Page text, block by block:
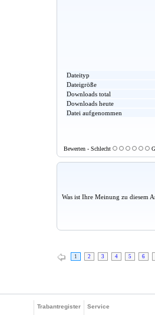
Dateityp
Dateigröße
Downloads total
Downloads heute
Datei aufgenommen
Bewerten - Schlecht
Was ist Ihre Meinung zu diesem
1 2 3 4 5 6
Trabantregister
Service